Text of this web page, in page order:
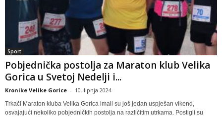
Sport
Pobjednička postolja za Maraton klub Velika
Gorica u Svetoj Nedelji i...
Kronike Velike Gorice - 10. lipnja 2024
Trkači Maraton kluba Velika Gorica imali su još jedan uspješan vikend,
osvajajući nekoliko pobjedničkih postolja na različitim utrkama. Postigli su